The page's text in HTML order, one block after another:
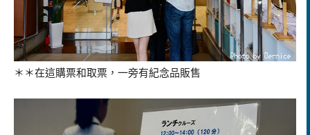
＊＊在這購票和取票，一旁有紀念品販售